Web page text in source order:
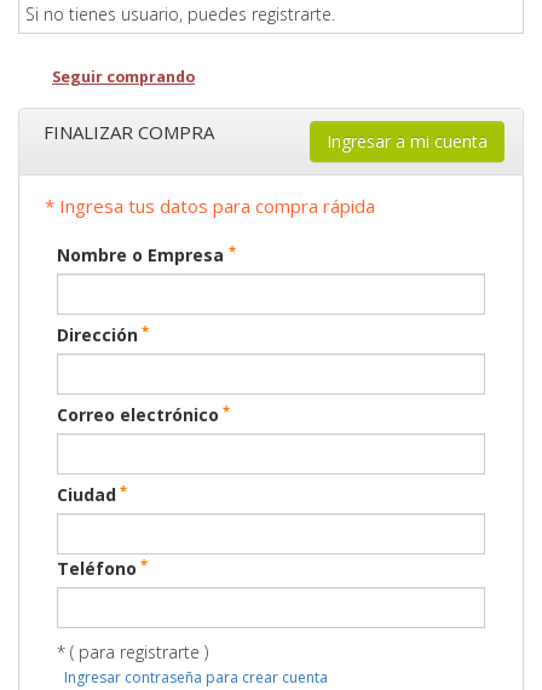
Si no tienes usuario, puedes registrarte.
Seguir comprando
FINALIZAR COMPRA Ingresar a mi cuenta
* Ingresa tus datos para compra rápida
Nombre o Empresa *
Dirección *
Correo electrónico *
Ciudad *
Teléfono *
* ( para registrarte )
Ingresar contraseña para crear cuenta